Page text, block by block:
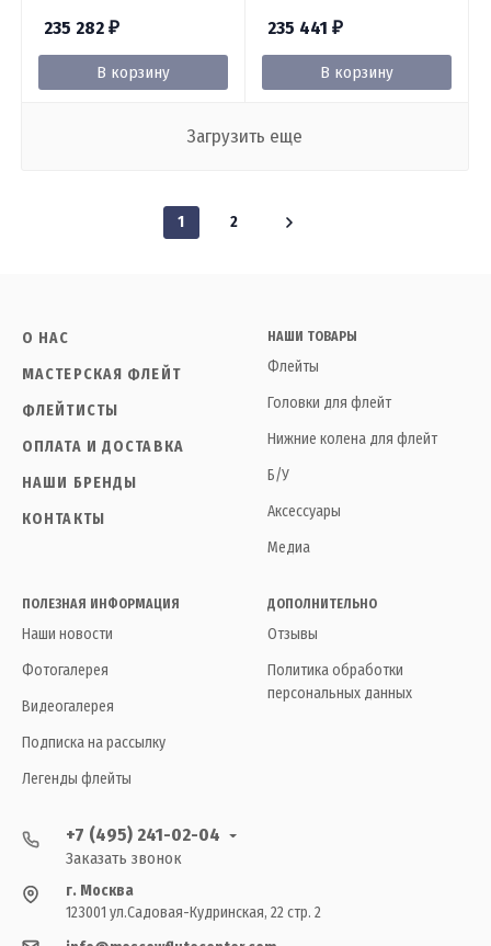
235 282 ₽
В корзину
235 441 ₽
В корзину
Загрузить еще
1 2
О НАС
МАСТЕРСКАЯ ФЛЕЙТ
ФЛЕЙТИСТЫ
ОПЛАТА И ДОСТАВКА
НАШИ БРЕНДЫ
КОНТАКТЫ
НАШИ ТОВАРЫ
Флейты
Головки для флейт
Нижние колена для флейт
Б/У
Аксессуары
Медиа
ПОЛЕЗНАЯ ИНФОРМАЦИЯ
Наши новости
Фотогалерея
Видеогалерея
Подписка на рассылку
Легенды флейты
ДОПОЛНИТЕЛЬНО
Отзывы
Политика обработки
персональных данных
+7 (495) 241-02-04
Заказать звонок
г. Москва
123001 ул.Садовая-Кудринская, 22 стр. 2